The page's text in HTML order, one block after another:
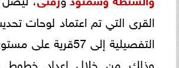
القرى التي تم اعتماد لوحات
التفصيلية إلى 57قرية
وذلك من خلال إعداد خطوط